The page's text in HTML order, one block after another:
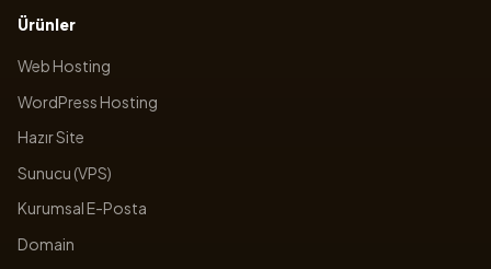
Ürünler
Web Hosting
WordPress Hosting
Hazır Site
Sunucu (VPS)
Kurumsal E-Posta
Domain